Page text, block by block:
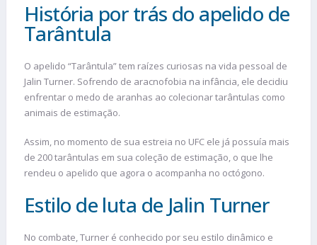
História por trás do apelido de
Tarântula
O apelido “Tarântula” tem raízes curiosas na vida pessoal de
Jalin Turner. Sofrendo de aracnofobia na infância, ele decidiu
enfrentar o medo de aranhas ao colecionar tarântulas como
animais de estimação.
Assim, no momento de sua estreia no UFC ele já possuía mais
de 200 tarântulas em sua coleção de estimação, o que lhe
rendeu o apelido que agora o acompanha no octógono.
Estilo de luta de Jalin Turner
No combate, Turner é conhecido por seu estilo dinâmico e